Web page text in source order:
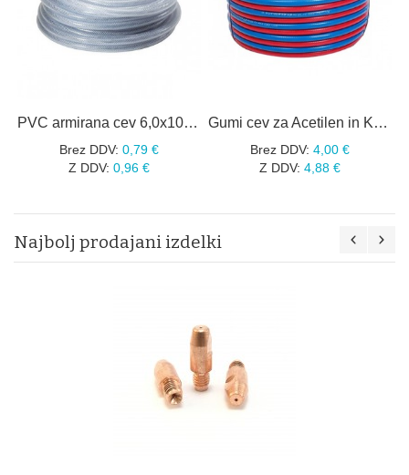
PVC armirana cev 6,0x10mm, 20BAR za tehnične pline
Brez DDV: 0,79 €
Z DDV: 0,96 €
Gumi cev za Acetilen in Kisik 9mm / 6,3mm
Brez DDV: 4,00 €
Z DDV: 4,88 €
Najbolj prodajani izdelki